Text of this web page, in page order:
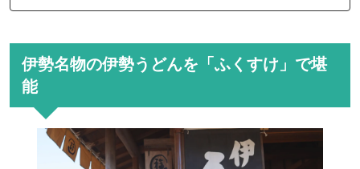
伊勢名物の伊勢うどんを「ふくすけ」で堪
能